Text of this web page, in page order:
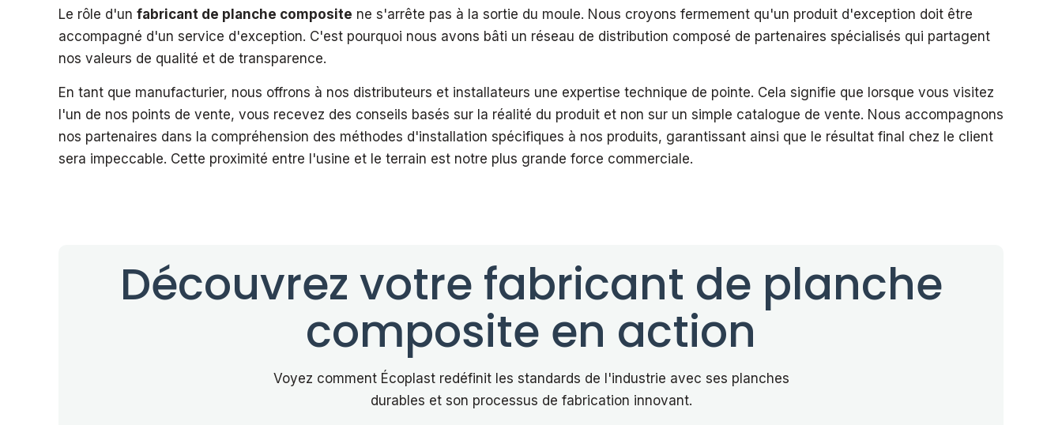
Le rôle d'un fabricant de planche composite ne s'arrête pas à la sortie du moule. Nous croyons fermement qu'un produit d'exception doit être
accompagné d'un service d'exception. C'est pourquoi nous avons bâti un réseau de distribution composé de partenaires spécialisés qui partagent
nos valeurs de qualité et de transparence.
En tant que manufacturier, nous offrons à nos distributeurs et installateurs une expertise technique de pointe. Cela signifie que lorsque vous visitez
l'un de nos points de vente, vous recevez des conseils basés sur la réalité du produit et non sur un simple catalogue de vente. Nous accompagnons
nos partenaires dans la compréhension des méthodes d'installation spécifiques à nos produits, garantissant ainsi que le résultat final chez le client
sera impeccable. Cette proximité entre l'usine et le terrain est notre plus grande force commerciale.
Découvrez votre fabricant de planche
composite en action
Voyez comment Écoplast redéfinit les standards de l'industrie avec ses planches
durables et son processus de fabrication innovant.